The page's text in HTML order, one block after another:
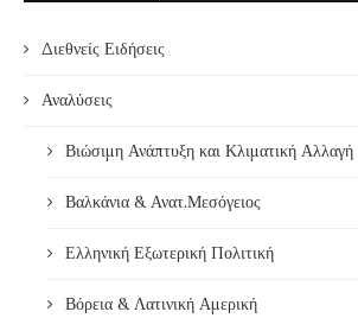
Διεθνείς Ειδήσεις
Αναλύσεις
Βιώσιμη Ανάπτυξη και Κλιματική Αλλαγή
Βαλκάνια & Ανατ.Μεσόγειος
Ελληνική Εξωτερική Πολιτική
Βόρεια & Λατινική Αμερική